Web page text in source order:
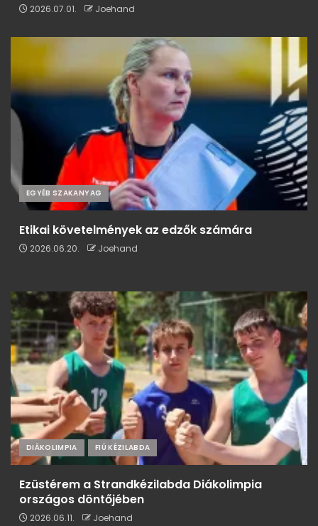
2026.07.01. Joehand
EGYÉB SZAKANYAG
Etikai követelmények az edzők számára
2026.06.20. Joehand
DIÁKOLIMPIA FIÚ KÉZILABDA
Ezüstérem a Strandkézilabda Diákolimpia
országos döntőjében
2026.06.11. Joehand